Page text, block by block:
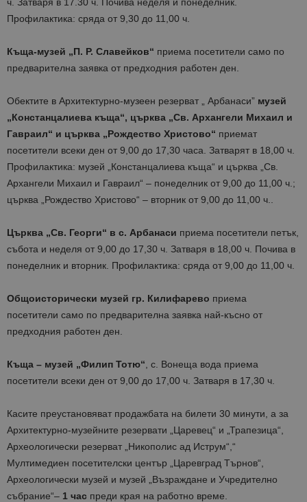
ч. Затваря в 17.30 ч. Почива неделя и понеделник.
Профилактика: сряда от 9,30 до 11,00 ч.
Къща-музей „П. Р. Славейков“ приема посетители само по
предварителна заявка от предходния работен ден.
Обектите в Архитектурно-музеен резерват „ Арбанаси” музей
„Констанцалиева къща“, църква „Св. Архангели Михаил и
Гавраил“ и църква „Рождество Христово“ приемат
посетители всеки ден от 9,00 до 17,30 часа. Затварят в 18,00 ч.
Профилактика: музей „Констанцалиева къща“ и църква „Св.
Архангели Михаил и Гавраил“ – понеделник от 9,00 до 11,00 ч.;
църква „Рождество Христово“ – вторник от 9,00 до 11,00 ч..
Църква „Св. Георги“ в с. Арбанаси приема посетители петък,
събота и неделя от 9,00 до 17,30 ч. Затваря в 18,00 ч. Почива в
понеделник и вторник. Профилактика: сряда от 9,00 до 11,00 ч.
Общоисторически музей гр. Килифарево приема
посетители само по предварителна заявка най-късно от
предходния работен ден.
Къща – музей „Филип Тотю“, с. Вонеща вода приема
посетители всеки ден от 9,00 до 17,00 ч. Затваря в 17,30 ч.
Касите преустановяват продажбата на билети 30 минути, а за
Архитектурно-музейните резервати „Царевец“ и „Трапезица“,
Археологически резерват „Никополис ад Иструм“,“
Мултимедиен посетителски център „Царевград Търнов“,
Археологически музей и музей „Възраждане и Учредително
събрание“– 1 час преди края на работно време.